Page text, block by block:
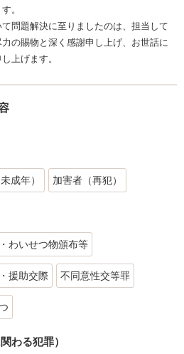
。
問題解決に至りましたのは、担当して
の賜物と深く感謝申し上げ、お世話に
上げます。
成年） 加害者（再犯）
わいせつ物頒布等
援助交際 不同意性交等罪
わる犯罪）